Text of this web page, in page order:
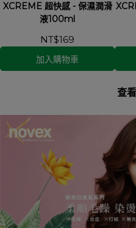
XCREME 超快感 - 保濕潤滑
液100ml
NT$169
加入購物車
查